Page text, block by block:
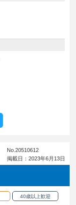
No.20510612
掲載日：2023年6月13日
40歳以上歓迎